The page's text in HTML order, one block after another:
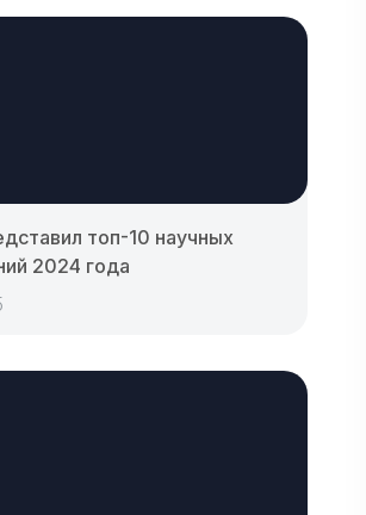
топ-10 научных
2024 года